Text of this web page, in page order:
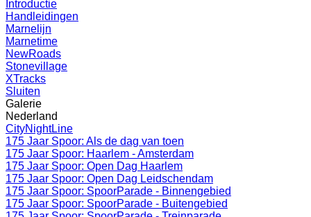
Introductie
Handleidingen
Marnelijn
Marnetime
NewRoads
Stonevillage
XTracks
Sluiten
Galerie
Nederland
CityNightLine
175 Jaar Spoor: Als de dag van toen
175 Jaar Spoor: Haarlem - Amsterdam
175 Jaar Spoor: Open Dag Haarlem
175 Jaar Spoor: Open Dag Leidschendam
175 Jaar Spoor: SpoorParade - Binnengebied
175 Jaar Spoor: SpoorParade - Buitengebied